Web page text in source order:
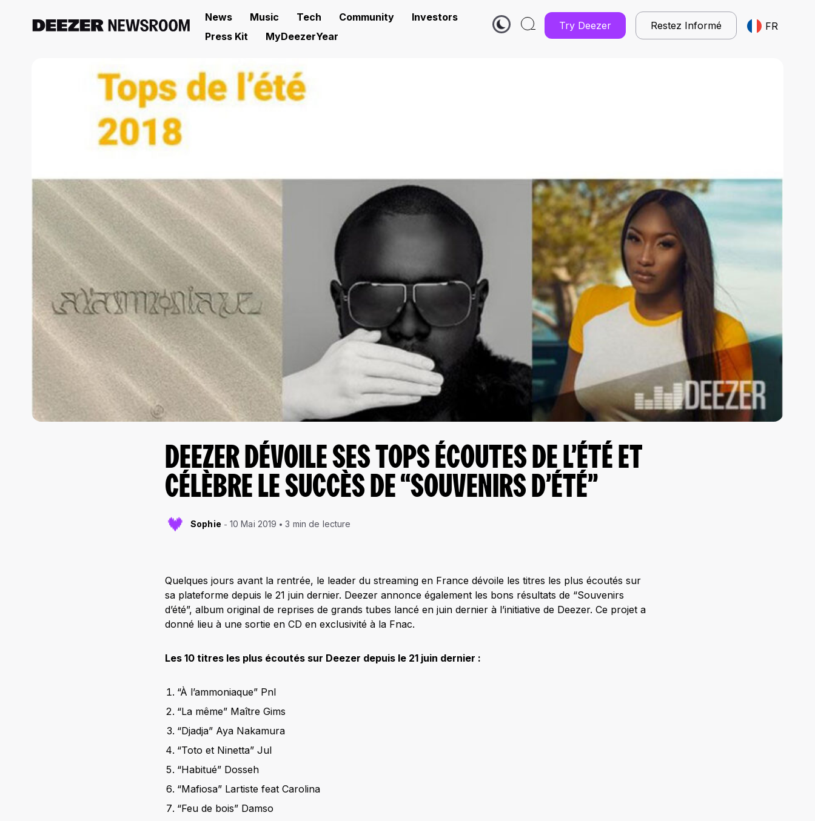
News Music Tech Community
Investors
Press Kit
MyDeezerYear
Try Deezer Restez Informé FR
DEEZER DÉVOILE SES TOPS ÉCOUTES DE L’ÉTÉ ET
CÉLÈBRE LE SUCCÈS DE “SOUVENIRS D’ÉTÉ”
Sophie 10 Mai 2019 3 min de lecture
Quelques jours avant la rentrée, le leader du streaming en France dévoile les titres les plus écoutés sur
sa plateforme depuis le 21 juin dernier. Deezer annonce également les bons résultats de “Souvenirs
d’été”, album original de reprises de grands tubes lancé en juin dernier à l’initiative de Deezer. Ce projet a
donné lieu à une sortie en CD en exclusivité à la Fnac.
Les 10 titres les plus écoutés sur Deezer depuis le 21 juin dernier :
“À l’ammoniaque” Pnl
“La même” Maître Gims
“Djadja” Aya Nakamura
“Toto et Ninetta” Jul
“Habitué” Dosseh
“Mafiosa” Lartiste feat Carolina
“Feu de bois” Damso